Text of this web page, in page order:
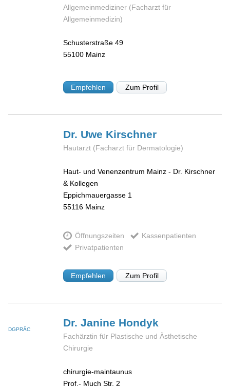
Allgemeinmediziner (Facharzt für
Allgemeinmedizin)
Schusterstraße 49
55100 Mainz
Empfehlen Zum Profil
Dr. Uwe Kirschner
Hautarzt (Facharzt für Dermatologie)
Haut- und Venenzentrum Mainz - Dr. Kirschner
& Kollegen
Eppichmauergasse 1
55116 Mainz
Öffnungszeiten
Kassenpatienten
Privatpatienten
Empfehlen Zum Profil
DGPRÄC
Dr. Janine Hondyk
Fachärztin für Plastische und Ästhetische
Chirurgie
chirurgie-maintaunus
Prof.- Much Str. 2